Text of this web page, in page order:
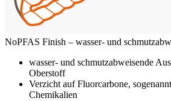
NoPFAS Finish – wasser- und
wasser- und schmutzabweisende
Oberstoff
Verzicht auf Fluorcarbone,
Chemikalien